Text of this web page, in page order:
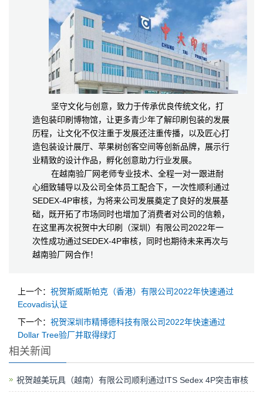
坚守文化与创意，致力于传承优良传统文化，打
造包装印刷博物馆，让更多青少年了解印刷包装的发展
历程，让文化不仅注重于发展还注重传播，以及匠心打
造包装设计展厅、苹果树创客空间等创新品牌，展示行
业精致的设计作品，孵化创意助力行业发展。
在越南验厂网老师专业技术、全程一对一跟进耐
心细致辅导以及公司全体员工配合下，一次性顺利通过
SEDEX-4P审核，为将来公司发展奠定了良好的发展基
础，既开拓了市场同时也增加了消费者对公司的信赖，
在这里再次祝贺中大印刷（深圳）有限公司2022年一
次性成功通过SEDEX-4P审核，同时也期待未来再次与
越南验厂网合作！
上一个： 祝贺斯威斯帕克（香港）有限公司2022年快速通过
Ecovadis认证
下一个： 祝贺深圳市精博德科技有限公司2022年快速通过
Dollar Tree验厂并取得绿灯
相关新闻
祝贺越美玩具（越南）有限公司顺利通过ITS Sedex 4P突击审核